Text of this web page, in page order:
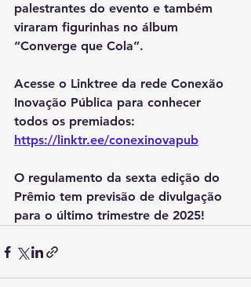
palestrantes do evento e também
viraram figurinhas no álbum
“Converge que Cola”.
Acesse o Linktree da rede Conexão
Inovação Pública para conhecer
todos os premiados:
https://linktr.ee/conexinovapub
O regulamento da sexta edição do
Prêmio tem previsão de divulgação
para o último trimestre de 2025!